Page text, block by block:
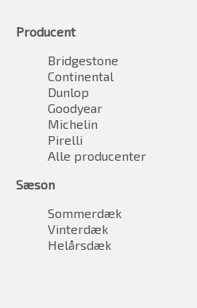
Producent
Bridgestone
Continental
Dunlop
Goodyear
Michelin
Pirelli
Alle producenter
Sæson
Sommerdæk
Vinterdæk
Helårsdæk